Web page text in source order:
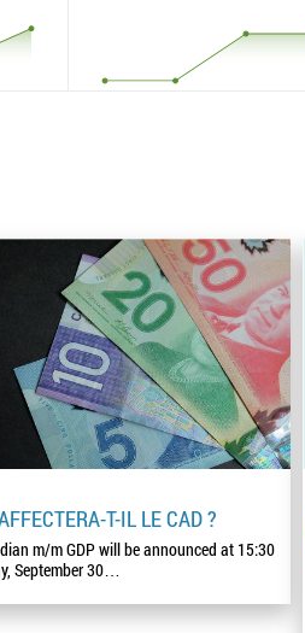
T-IL LE CAD ?
m/m GDP will be announced at 15:30
September 30…